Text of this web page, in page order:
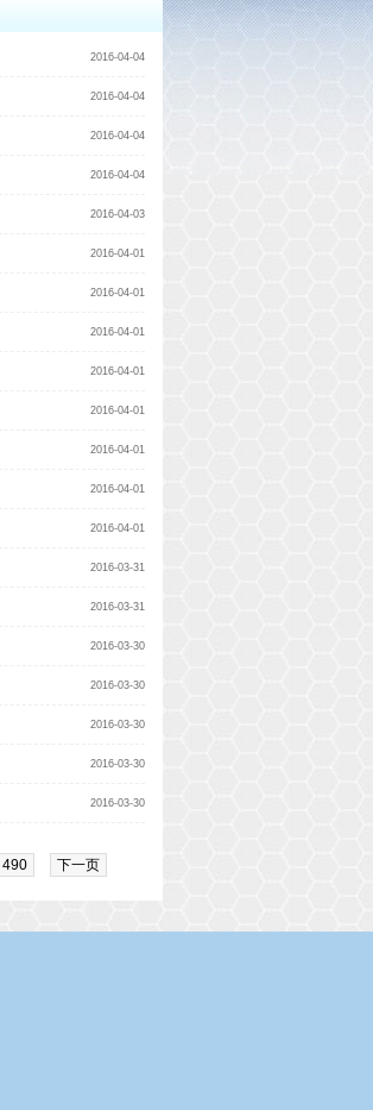
2016-04-04
2016-04-04
2016-04-04
2016-04-04
2016-04-03
2016-04-01
2016-04-01
2016-04-01
2016-04-01
2016-04-01
2016-04-01
2016-04-01
2016-04-01
2016-03-31
2016-03-31
2016-03-30
2016-03-30
2016-03-30
2016-03-30
2016-03-30
490 下一页